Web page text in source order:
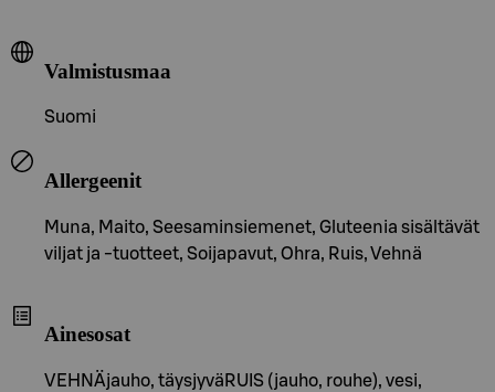
Valmistusmaa
Suomi
Allergeenit
Muna, Maito, Seesaminsiemenet, Gluteenia sisältävät
viljat ja -tuotteet, Soijapavut, Ohra, Ruis, Vehnä
Ainesosat
VEHNÄjauho, täysjyväRUIS (jauho, rouhe), vesi,